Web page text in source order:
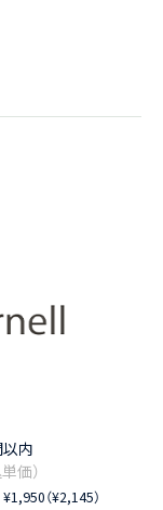
内
¥1,950（¥2,145）